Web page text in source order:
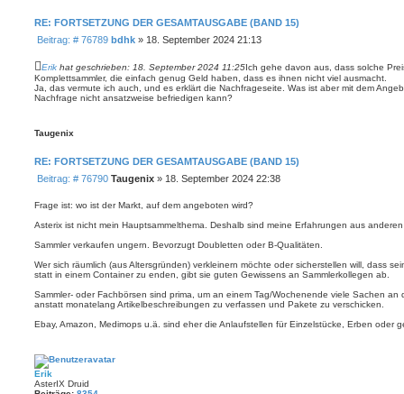
RE: FORTSETZUNG DER GESAMTAUSGABE (BAND 15)
Beitrag: # 76789B
i
r
a
bdhk » 18. September 2024 21:13
Erik hat geschrieben: 18. September 2024 11:25Ich gehe davon aus, dass solche
Komplettsammler, die einfach genug Geld haben, dass es ihnen nicht viel ausmacht.
Ja, das vermute ich auch, und es erklärt die Nachfrageseite. Was ist aber mit dem
Nachfrage nicht ansatzweise befriedigen kann?
Taugenix
RE: FORTSETZUNG DER GESAMTAUSGABE (BAND 15)
Beitrag: # 76790B
i
r
Taugenix » 18. September 2024 22:38
Frage ist: wo ist der Markt, auf dem angeboten wird?
Asterix ist nicht mein Hauptsammelthema. Deshalb sind meine Erfahrungen aus
Sammler verkaufen ungern. Bevorzugt Doubletten oder B-Qualitäten.
Wer sich räumlich (aus Altersgründen) verkleinern möchte oder sicherstellen will, dass
statt in einem Container zu enden, gibt sie guten Gewissens an Sammlerkollegen ab.
Sammler- oder Fachbörsen sind prima, um an einem Tag/Wochenende viele Sachen
anstatt monatelang Artikelbeschreibungen zu verfassen und Pakete zu verschicken.
Ebay, Amazon, Medimops u.ä. sind eher die Anlaufstellen für Einzelstücke, Erben oder
Erik
AsterIX Druid